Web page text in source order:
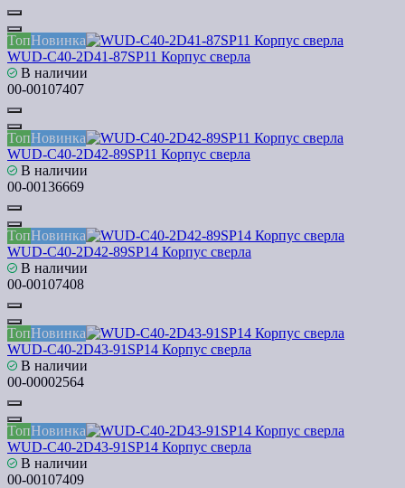
ТопНовинка
WUD-C40-2D41-87SP11 Корпус сверла
В наличии
00-00107407
ТопНовинка
WUD-C40-2D42-89SP11 Корпус сверла
В наличии
00-00136669
ТопНовинка
WUD-C40-2D42-89SP14 Корпус сверла
В наличии
00-00107408
ТопНовинка
WUD-C40-2D43-91SP14 Корпус сверла
В наличии
00-00002564
ТопНовинка
WUD-C40-2D43-91SP14 Корпус сверла
В наличии
00-00107409